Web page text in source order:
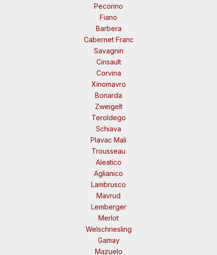
Pecorino
Fiano
Barbera
Cabernet Franc
Savagnin
Cinsault
Corvina
Xinomavro
Bonarda
Zweigelt
Teroldego
Schiava
Plavac Mali
Trousseau
Aleatico
Aglianico
Lambrusco
Mavrud
Lemberger
Merlot
Welschriesling
Gamay
Mazuelo